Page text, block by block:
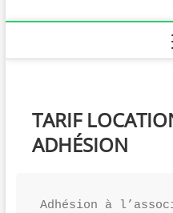
TARIF
ADHÉSION
Adhésion à